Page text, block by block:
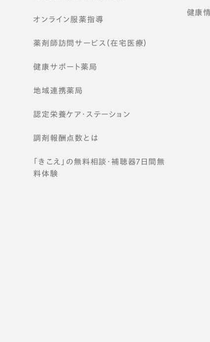
オンライン服薬指導
薬剤師訪問サービス（在宅医療）
健康サポート薬局
地域連携薬局
認定栄養ケア・ ステーション
調剤報酬点数とは
「きこえ」の無料相談・補聴器7日間無
料体験
健康